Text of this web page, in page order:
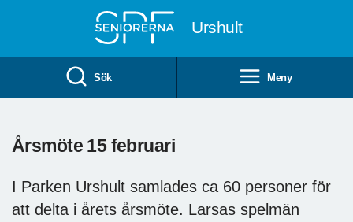
Urshult
Sök Meny
Årsmöte 15 februari
I Parken Urshult samlades ca 60 personer för
att delta i årets årsmöte. Larsas spelmän